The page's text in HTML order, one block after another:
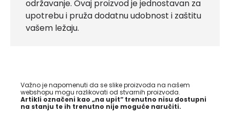
održavanje. Ovaj proizvod je jednostavan za
upotrebu i pruža dodatnu udobnost i zaštitu
vašem ležaju.
Važno je napomenuti da se slike proizvoda na našem
webshopu mogu razlikovati od stvarnih proizvoda.
Artikli označeni kao „na upit“ trenutno nisu dostupni
na stanju te ih trenutno nije moguće naručiti.